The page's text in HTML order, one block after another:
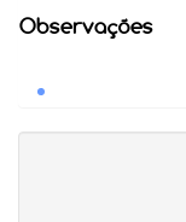
Observações